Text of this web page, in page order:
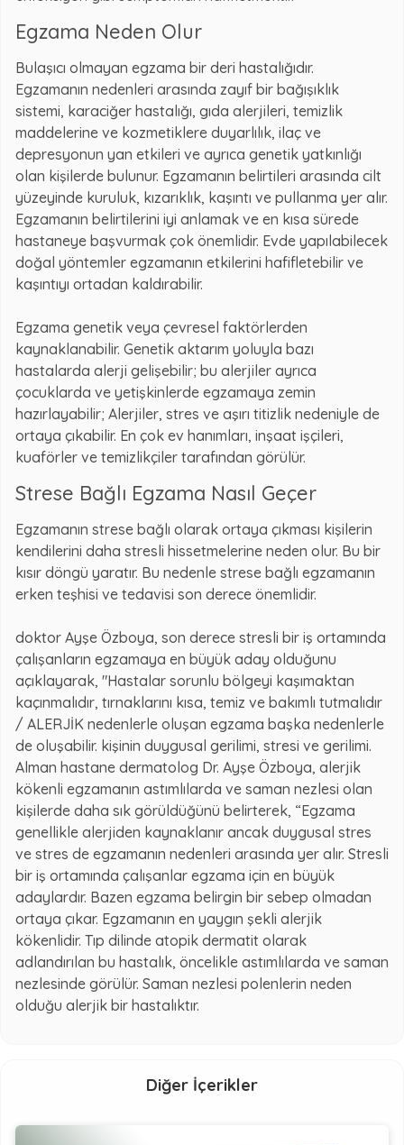
Egzama Neden Olur
Bulaşıcı olmayan egzama bir deri hastalığıdır.
Egzamanın nedenleri arasında zayıf bir bağışıklık
sistemi, karaciğer hastalığı, gıda alerjileri, temizlik
maddelerine ve kozmetiklere duyarlılık, ilaç ve
depresyonun yan etkileri ve ayrıca genetik yatkınlığı
olan kişilerde bulunur. Egzamanın belirtileri arasında cilt
yüzeyinde kuruluk, kızarıklık, kaşıntı ve pullanma yer alır.
Egzamanın belirtilerini iyi anlamak ve en kısa sürede
hastaneye başvurmak çok önemlidir. Evde yapılabilecek
doğal yöntemler egzamanın etkilerini hafifletebilir ve
kaşıntıyı ortadan kaldırabilir.
Egzama genetik veya çevresel faktörlerden
kaynaklanabilir. Genetik aktarım yoluyla bazı
hastalarda alerji gelişebilir; bu alerjiler ayrıca
çocuklarda ve yetişkinlerde egzamaya zemin
hazırlayabilir; Alerjiler, stres ve aşırı titizlik nedeniyle de
ortaya çıkabilir. En çok ev hanımları, inşaat işçileri,
kuaförler ve temizlikçiler tarafından görülür.
Strese Bağlı Egzama Nasıl Geçer
Egzamanın strese bağlı olarak ortaya çıkması kişilerin
kendilerini daha stresli hissetmelerine neden olur. Bu bir
kısır döngü yaratır. Bu nedenle strese bağlı egzamanın
erken teşhisi ve tedavisi son derece önemlidir.
doktor Ayşe Özboya, son derece stresli bir iş ortamında
çalışanların egzamaya en büyük aday olduğunu
açıklayarak, "Hastalar sorunlu bölgeyi kaşımaktan
kaçınmalıdır, tırnaklarını kısa, temiz ve bakımlı tutmalıdır
/ ALERJİK nedenlerle oluşan egzama başka nedenlerle
de oluşabilir. kişinin duygusal gerilimi, stresi ve gerilimi.
Alman hastane dermatolog Dr. Ayşe Özboya, alerjik
kökenli egzamanın astımlılarda ve saman nezlesi olan
kişilerde daha sık görüldüğünü belirterek, “Egzama
genellikle alerjiden kaynaklanır ancak duygusal stres
ve stres de egzamanın nedenleri arasında yer alır. Stresli
bir iş ortamında çalışanlar egzama için en büyük
adaylardır. Bazen egzama belirgin bir sebep olmadan
ortaya çıkar. Egzamanın en yaygın şekli alerjik
kökenlidir. Tıp dilinde atopik dermatit olarak
adlandırılan bu hastalık, öncelikle astımlılarda ve saman
nezlesinde görülür. Saman nezlesi polenlerin neden
olduğu alerjik bir hastalıktır.
Diğer İçerikler